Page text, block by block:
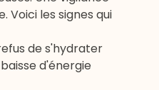
Voici les signes qui
de s'hydrater
d'énergie